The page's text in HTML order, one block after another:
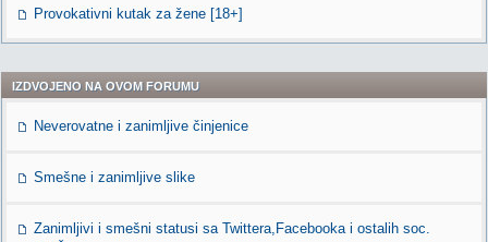
Provokativni kutak za žene [18+]
IZDVOJENO NA OVOM FORUMU
Neverovatne i zanimljive činjenice
Smešne i zanimljive slike
Zanimljivi i smešni statusi sa Twittera,Facebooka i ostalih soc.